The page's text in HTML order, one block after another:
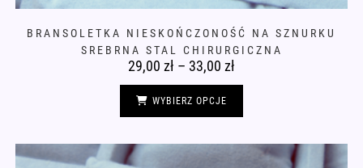
BRANSOLETKA NIESKOŃCZONOŚĆ NA SZNURKU
SREBRNA STAL CHIRURGICZNA
29,00 zł – 33,00 zł
od
33,00 zł
WYBIERZ OPCJE
Opcje
można